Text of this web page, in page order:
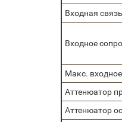
Входная связь
Входное
Макс.
Аттенюатор
Аттенюатор